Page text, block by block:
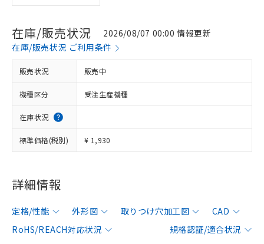
在庫/販売状況
2026/08/07 00:00 情報更新
在庫/販売状況 ご利用条件
販売状況 販売中
機種区分 受注生産機種
在庫状況
標準価格(税別) ¥ 1,930
詳細情報
定格/性能 外形図 取りつけ穴加工図
CAD
RoHS/REACH対応状況
規格認証/適合状況